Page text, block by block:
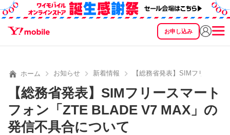
お申し込み
SEARCH
ホーム お知らせ 新着情報 【総務省発表】SIMフリース
【総務省発表】SIMフリースマート
フォン「ZTE BLADE V7 MAX」の
発信不具合について